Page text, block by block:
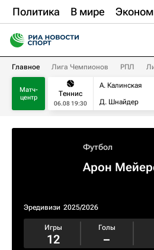
Политика В мире
Главное Лига Чемпионов РПЛ
Матч-
центр
Теннис
06.08 19:30
А. Калинская
Д. Шнайдер
Футбол
Арон
Эредивизи 2025/2026
Игры
12
Голы
–